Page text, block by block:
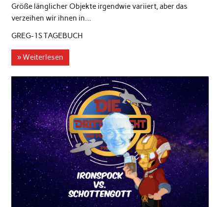
Größe länglicher Objekte irgendwie variiert, aber das
verzeihen wir ihnen in…
GREG-1S TAGEBUCH
» Weiterlesen